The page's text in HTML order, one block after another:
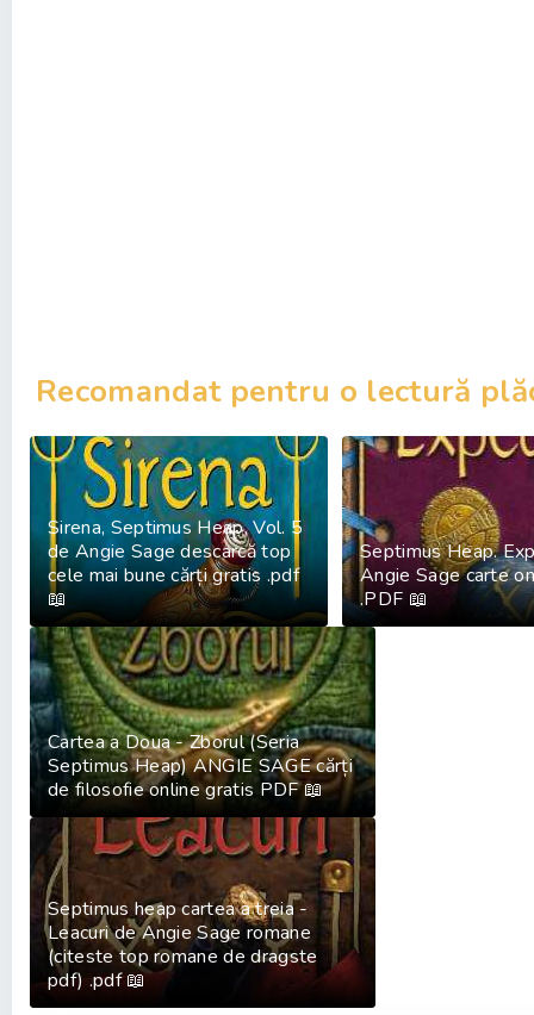
Recomandat pentru o lectură
Sirena, Septimus Heap, Vol. 5
de Angie Sage descarcă top
cele mai bune cărți gratis .pdf
📖
Septimus Heap.
Angie Sage carte
.PDF 📖
Cartea a Doua - Zborul (Seria
Septimus Heap) ANGIE SAGE cărți
de filosofie online gratis PDF 📖
Septimus heap cartea a treia -
Leacuri de Angie Sage romane
(citeste top romane de dragste
pdf) .pdf 📖